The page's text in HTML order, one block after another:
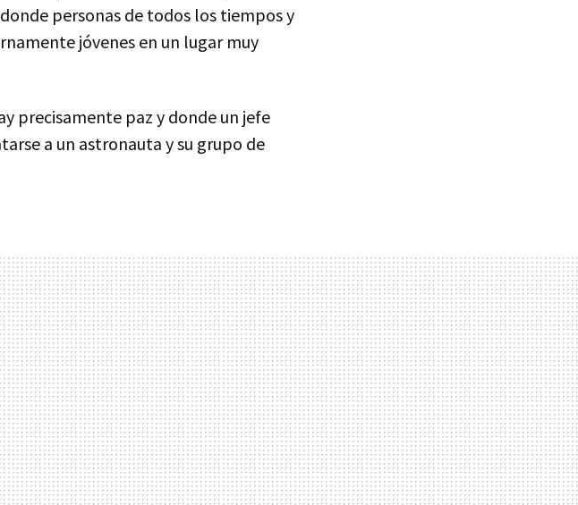
personas de todos los tiempos y
jóvenes en un lugar muy
precisamente paz y donde un jefe
a un astronauta y su grupo de